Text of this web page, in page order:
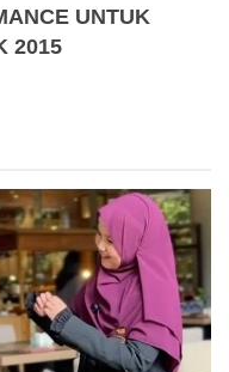
UNTUK
2015